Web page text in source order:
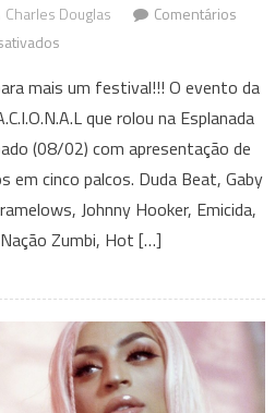
Charles Douglas
Comentários
a
chuva
fez
o
Festival
S.E.N.S.A.C.I.O.N.A.L
tudo
que
rolou
mais um festival!!! O evento da
que rolou na Esplanada
(08/02) com apresentação de
em cinco palcos. Duda Beat, Gaby
Johnny Hooker, Emicida,
Zumbi, Hot […]